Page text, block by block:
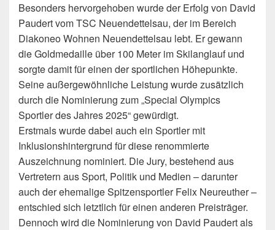
Besonders hervorgehoben wurde der Erfolg von David
Paudert vom TSC Neuendettelsau, der im Bereich
Diakoneo Wohnen Neuendettelsau lebt. Er gewann
die Goldmedaille über 100 Meter im Skilanglauf und
sorgte damit für einen der sportlichen Höhepunkte.
Seine außergewöhnliche Leistung wurde zusätzlich
durch die Nominierung zum „Special Olympics
Sportler des Jahres 2025“ gewürdigt.
Erstmals wurde dabei auch ein Sportler mit
Inklusionshintergrund für diese renommierte
Auszeichnung nominiert. Die Jury, bestehend aus
Vertretern aus Sport, Politik und Medien – darunter
auch der ehemalige Spitzensportler Felix Neureuther –
entschied sich letztlich für einen anderen Preisträger.
Dennoch wird die Nominierung von David Paudert als